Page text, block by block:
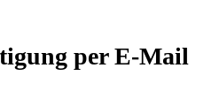
per E-Mail